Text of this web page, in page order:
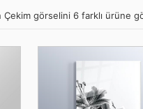
Çekim görselini 6 farklı ürüne